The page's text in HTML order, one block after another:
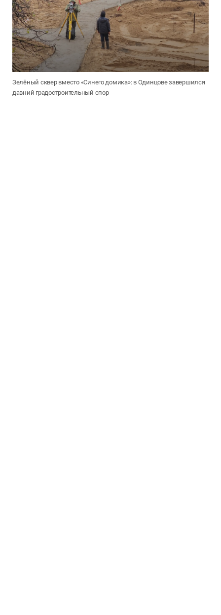
Зелёный сквер вместо «Синего домика»: в Одинцове завершился
давний градостроительный спор